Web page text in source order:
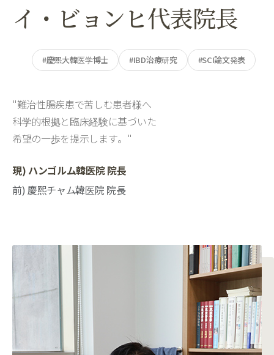
イ・ビョンヒ代表院長
#慶熙大韓医学博士 #IBD治療研究 #SCI論文発表
"難治性腸疾患で苦しむ患者様へ
科学的根拠と臨床経験に基づいた
希望の一歩を提示します。"
現) ハンゴルム韓医院 院長
前) 慶熙チャム韓医院 院長